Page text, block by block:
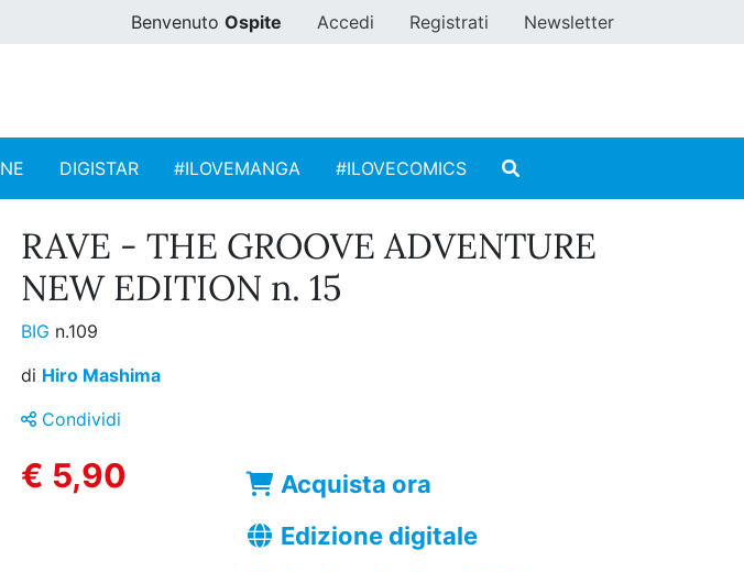
Benvenuto Ospite Accedi Registrati Newsletter
DIGISTAR #ILOVEMANGA #ILOVECOMICS
RAVE - THE GROOVE ADVENTURE
NEW EDITION n. 15
BIG n.109
di Hiro Mashima
Condividi
€ 5,90
Acquista ora
Edizione digitale